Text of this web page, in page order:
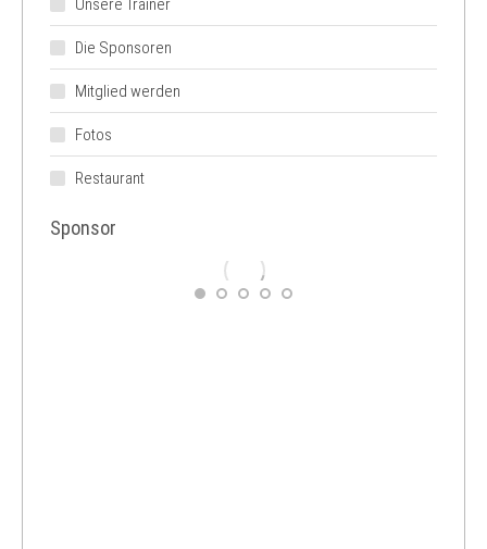
Unsere Trainer
Die Sponsoren
Mitglied werden
Fotos
Restaurant
Sponsor